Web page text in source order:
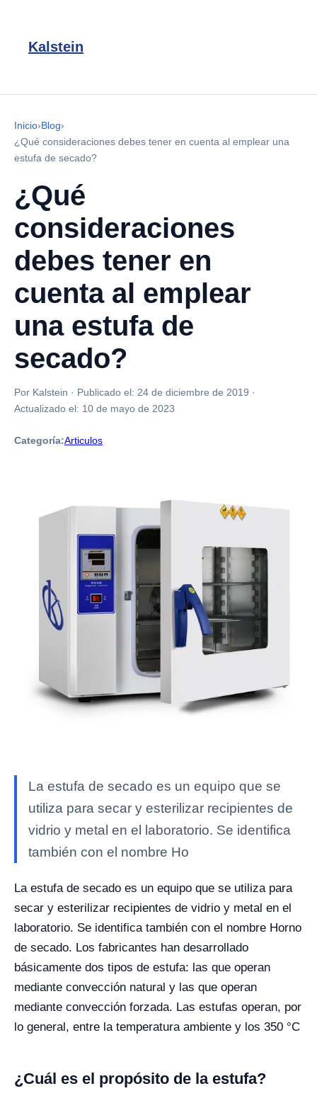
Kalstein
Inicio›Blog›
¿Qué consideraciones debes tener en cuenta al emplear una
estufa de secado?
¿Qué
consideraciones
debes tener en
cuenta al emplear
una estufa de
secado?
Por Kalstein · Publicado el: 24 de diciembre de 2019 ·
Actualizado el: 10 de mayo de 2023
Categoría:Articulos
La estufa de secado es un equipo que se
utiliza para secar y esterilizar recipientes de
vidrio y metal en el laboratorio. Se identifica
también con el nombre Ho
La estufa de secado es un equipo que se utiliza para
secar y esterilizar recipientes de vidrio y metal en el
laboratorio. Se identifica también con el nombre Horno
de secado. Los fabricantes han desarrollado
básicamente dos tipos de estufa: las que operan
mediante convección natural y las que operan
mediante convección forzada. Las estufas operan, por
lo general, entre la temperatura ambiente y los 350 °C
¿Cuál es el propósito de la estufa?